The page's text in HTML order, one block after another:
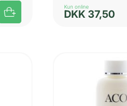
Kun online
DKK 37,50